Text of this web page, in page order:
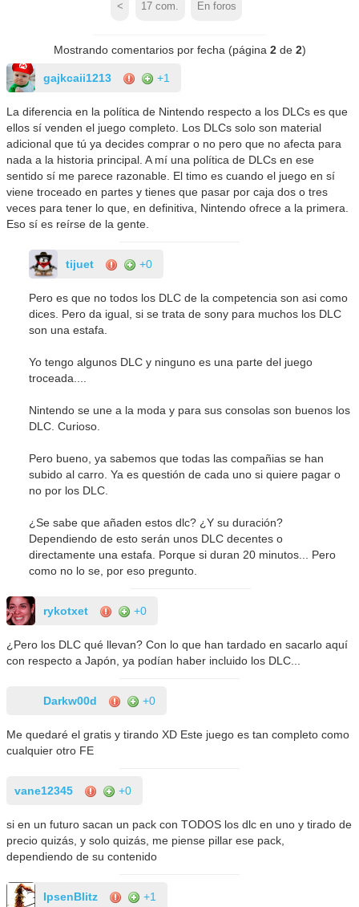
< 17 com. En foros
Mostrando comentarios por fecha (página 2de 2)
gajkcaii1213 +1
La diferencia en la política de Nintendo respecto a los DLCs es que
ellos sí venden el juego completo. Los DLCs solo son material
adicional que tú ya decides comprar o no pero que no afecta para
nada a la historia principal. A mí una política de DLCs en ese
sentido sí me parece razonable. El timo es cuando el juego en sí
viene troceado en partes y tienes que pasar por caja dos o tres
veces para tener lo que, en definitiva, Nintendo ofrece a la primera.
Eso sí es reírse de la gente.
tijuet +0
Pero es que no todos los DLC de la competencia son asi como
dices. Pero da igual, si se trata de sony para muchos los DLC
son una estafa.
Yo tengo algunos DLC y ninguno es una parte del juego
troceada....
Nintendo se une a la moda y para sus consolas son buenos los
DLC. Curioso.
Pero bueno, ya sabemos que todas las compañias se han
subido al carro. Ya es questión de cada uno si quiere pagar o
no por los DLC.
¿Se sabe que añaden estos dlc? ¿Y su duración?
Dependiendo de esto serán unos DLC decentes o
directamente una estafa. Porque si duran 20 minutos... Pero
como no lo se, por eso pregunto.
rykotxet +0
¿Pero los DLC qué llevan? Con lo que han tardado en sacarlo aquí
con respecto a Japón, ya podían haber incluido los DLC...
Darkw00d +0
Me quedaré el gratis y tirando XD Este juego es tan completo como
cualquier otro FE
vane12345 +0
si en un futuro sacan un pack con TODOS los dlc en uno y tirado de
precio quizás, y solo quizás, me piense pillar ese pack,
dependiendo de su contenido
IpsenBlitz +1